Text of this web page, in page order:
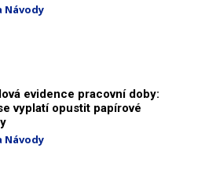
Návody
evidence pracovní doby:
vyplatí opustit papírové
Návody